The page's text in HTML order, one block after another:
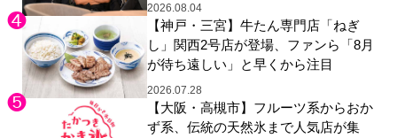
2026.08.04
【神戸・三宮】牛たん専門店「ねぎ
し」関西2号店が登場、ファンら「8月
が待ち遠しい」と早くから注目
2026.07.28
【大阪・高槻市】フルーツ系からおか
ず系、伝統の天然氷まで人気店が集